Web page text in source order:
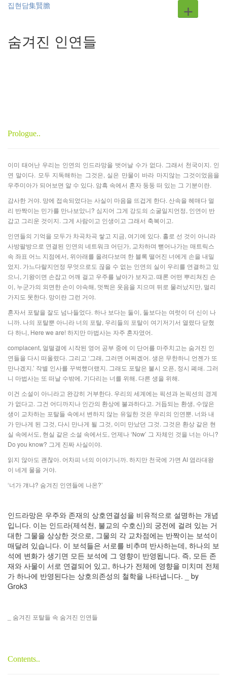
집현담集賢膽 +
숨겨진 인연들
Prologue..
이미 태어난 우리는 인연의 인드라망을 벗어날 수가 없다. 그래서 천국이지. 인
연 말이다. 모두 지독해하는 그것은, 실은 만물이 바라 마지않는 그것이었음을
우주미아가 되어보면 알 수 있다. 암흑 속에서 혼자 둥둥 떠 있는 그 기분이란.
감사한 거야. 망에 접속되었다는 사실이 마음을 뜨겁게 한다. 산속을 헤매다 멀
리 반짝이는 민가를 만나보았니? 심지어 그게 강도의 소굴일지언정, 인연이 반
갑고 그리운 것이지. 그게 사람이고 인생이고 그래서 축복이고.
인연들의 기억을 모두가 차곡차곡 쌓고 지금, 여기에 있다. 홀로 선 것이 아니라
사방팔방으로 연결된 인연의 네트워크 어딘가, 교차하며 뻗어나가는 매트릭스
속 좌표 어느 지점에서, 위아래를 올려다보며 한 블록 떨어진 너에게 손을 내밀
었지. 가느다랄지언정 무엇으로도 끊을 수 없는 인연의 실이 우리를 연결하고 있
으니, 기왕이면 손잡고 어깨 걸고 우주를 날아가 보자고. 때론 어떤 뿌리쳐진 손
이, 누군가의 외면한 손이 야속해, 멋쩍은 웃음을 지으며 뒤로 물러났지만, 멀리
가지도 못한다. 망이란 그런 거야.
혼자서 포탈을 잘도 넘나들었다. 하나 보다는 둘이, 둘보다는 여럿이 더 신이 나
니까. 나의 포탈뿐 아니라 너의 포탈, 우리들의 포탈이 여기저기서 열렸다 닫혔
다 하니, Here we are! 하지만 마법사는 자주 혼자였어.
complacent, 얼떨결에 시작된 영어 공부 중에 이 단어를 마주치고는 숨겨진 인
연들을 다시 떠올렸다. 그리고 ‘그래, 그러면 어쩌겠어. 생은 무한하니 언젠가 또
만나겠지.’ 작별 인사를 꾸벅했더랬지. 그래도 포탈은 불시 오픈, 정시 폐쇄. 그러
니 마법사는 또 떠날 수밖에. 기다리는 너를 위해. 다른 생을 위해.
이건 소설이 아니라고 완강히 거부한다. 우리의 세계에는 픽션과 논픽션의 경계
가 없다고. 그건 어디까지나 인간의 환상에 불과하다고. 거듭되는 환생, 수많은
생이 교차하는 포탈들 속에서 변하지 않는 유일한 것은 우리의 인연뿐. 너와 내
가 만나게 된 그것, 다시 만나게 될 그것, 이미 만났던 그것. 그것은 환상 같은 현
실 속에서도, 현실 같은 소설 속에서도, 언제나 ‘Now’ 그 자체인 것을 너는 아니?
Do you know? 그게 진짜 사실이야.
읽지 않아도 괜찮아. 어차피 너의 이야기니까. 하지만 천국에 가면 AI 염라대왕
이 네게 물을 거야.
‘너가 걔냐? 숨겨진 인연들에 나온?’
인드라망은 우주와 존재의 상호연결성을 비유적으로 설명하는 개념
입니다. 이는 인드라(제석천, 불교의 수호신)의 궁전에 걸려 있는 거
대한 그물을 상상한 것으로, 그물의 각 교차점에는 반짝이는 보석이
매달려 있습니다. 이 보석들은 서로를 비추며 반사하는데, 하나의 보
석에 변화가 생기면 모든 보석에 그 영향이 반영됩니다. 즉, 모든 존
재와 사물이 서로 연결되어 있고, 하나가 전체에 영향을 미치며 전체
가 하나에 반영된다는 상호의존성의 철학을 나타냅니다. _ by
Grok3
_ 숨겨진 포탈들 속 숨겨진 인연들
Contents..